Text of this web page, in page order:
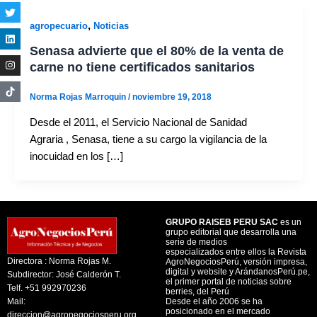
agropecuario, Noticias
Senasa advierte que el 80% de la venta de
carne no tiene certificados sanitarios
Norma Rojas Marroquin /noviembre 19, 2018
Desde el 2011, el Servicio Nacional de Sanidad
Agraria , Senasa, tiene a su cargo la vigilancia de la
inocuidad en los […]
Directora : Norma Rojas M.
Subdirector: José Calderón T.
Telf. +51 992970236
Mail:
direccion@agronegociosperu.org
GRUPO RAISEB PERU SAC es un
grupo editorial que desarrolla una
serie de medios
especializados entre ellos la Revista
AgroNegociosPerú, versión impresa,
digital y website y ArándanosPerú.pe,
el primer portal de noticias sobre
berries, del Perú
Desde el año 2006 se ha
posicionado en el mercado